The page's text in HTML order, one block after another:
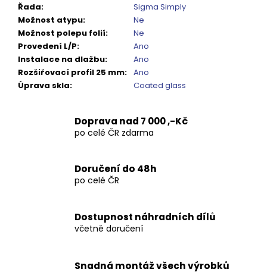
Řada:
Sigma Simply
Možnost atypu:
Ne
Možnost polepu folií:
Ne
Provedení L/P:
Ano
Instalace na dlažbu:
Ano
Rozšiřovací profil 25 mm: Ano
Úprava skla: Coated glass
Doprava nad 7 000 ,-Kč
po celé ČR zdarma
Doručení do 48h
po celé ČR
Dostupnost náhradních dílů
včetně doručení
Snadná montáž všech výrobků